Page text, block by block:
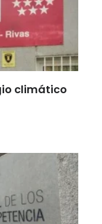
climático